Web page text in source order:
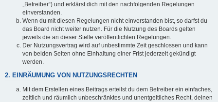
„Betreiber“) und erklärst dich mit den nachfolgenden Regelungen
einverstanden.
Wenn du mit diesen Regelungen nicht einverstanden bist, so darfst du
das Board nicht weiter nutzen. Für die Nutzung des Boards gelten
jeweils die an dieser Stelle veröffentlichten Regelungen.
Der Nutzungsvertrag wird auf unbestimmte Zeit geschlossen und kann
von beiden Seiten ohne Einhaltung einer Frist jederzeit gekündigt
werden.
2. EINRÄUMUNG VON NUTZUNGSRECHTEN
Mit dem Erstellen eines Beitrags erteilst du dem Betreiber ein einfaches,
zeitlich und räumlich unbeschränktes und unentgeltliches Recht, deinen